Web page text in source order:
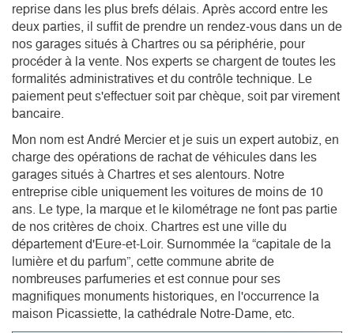
reprise dans les plus brefs délais. Après accord entre les
deux parties, il suffit de prendre un rendez-vous dans un de
nos garages situés à Chartres ou sa périphérie, pour
procéder à la vente. Nos experts se chargent de toutes les
formalités administratives et du contrôle technique. Le
paiement peut s'effectuer soit par chèque, soit par virement
bancaire.
Mon nom est André Mercier et je suis un expert autobiz, en
charge des opérations de rachat de véhicules dans les
garages situés à Chartres et ses alentours. Notre
entreprise cible uniquement les voitures de moins de 10
ans. Le type, la marque et le kilométrage ne font pas partie
de nos critères de choix. Chartres est une ville du
département d'Eure-et-Loir. Surnommée la “capitale de la
lumière et du parfum”, cette commune abrite de
nombreuses parfumeries et est connue pour ses
magnifiques monuments historiques, en l'occurrence la
maison Picassiette, la cathédrale Notre-Dame, etc.